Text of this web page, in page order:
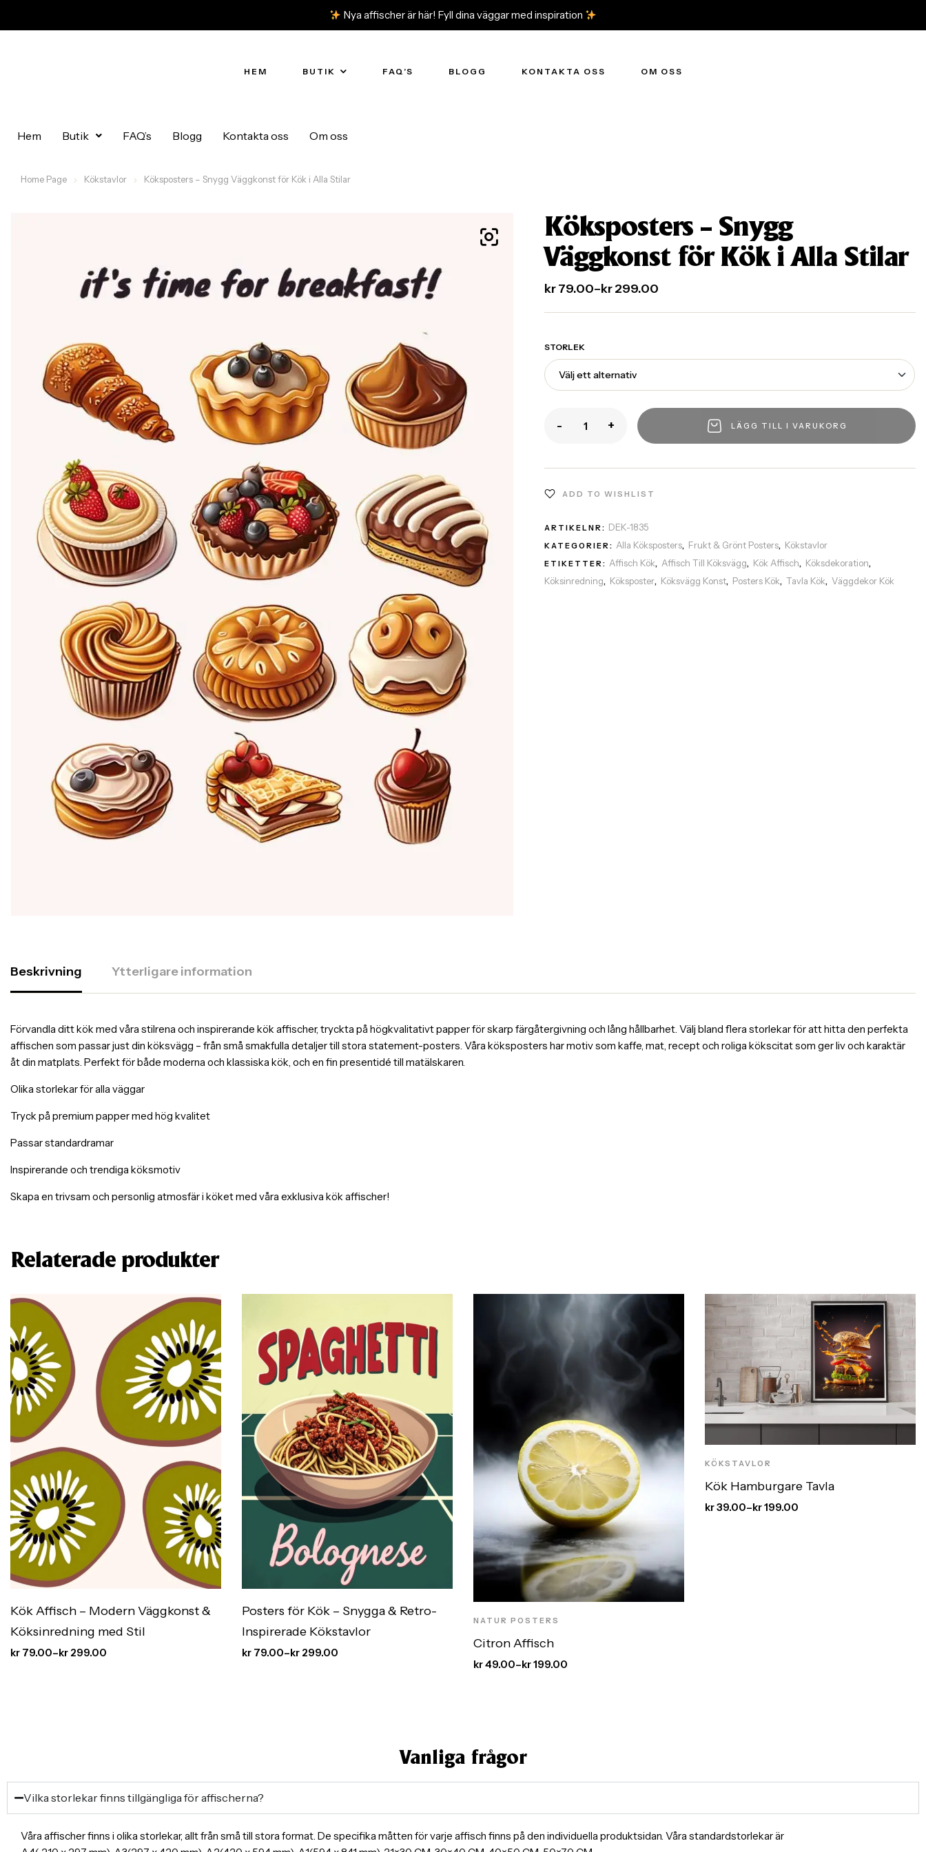
Nya affischer är här! Fyll dina väggar med inspiration
HEM BUTIK FAQ’S BLOGG KONTAKTA OSS OM OSS
Hem Butik FAQ’s Blogg Kontakta oss Om oss
Home Page Kökstavlor Köksposters – Snygg Väggkonst för Kök i Alla Stilar
Köksposters – Snygg
Väggkonst för Kök i Alla Stilar
kr79.00–kr299.00
STORLEK
- + LÄGG TILL I VARUKORG
ADD TO WISHLIST
ARTIKELNR: DEK-1835
KATEGORIER:Alla Köksposters, Frukt & Grönt Posters, Kökstavlor
ETIKETTER:Affisch Kök,Affisch Till Köksvägg, Kök Affisch, Köksdekoration,
Köksinredning, Köksposter, Köksvägg Konst, Posters Kök, Tavla Kök, Väggdekor Kök
Beskrivning Ytterligare information
Förvandla ditt kök med våra stilrena och inspirerande kök affischer, tryckta på högkvalitativt papper för skarp färgåtergivning och lång hållbarhet. Välj bland flera storlekar för att hitta den perfekta
affischen som passar just din köksvägg – från små smakfulla detaljer till stora statement-posters. Våra köksposters har motiv som kaffe, mat, recept och roliga kökscitat som ger liv och karaktär
åt din matplats. Perfekt för både moderna och klassiska kök, och en fin presentidé till matälskaren.
Olika storlekar för alla väggar
Tryck på premium papper med hög kvalitet
Passar standardramar
Inspirerande och trendiga köksmotiv
Skapa en trivsam och personlig atmosfär i köket med våra exklusiva kök affischer!
Relaterade produkter
Kök Affisch – Modern Väggkonst &
Köksinredning med Stil
kr 79.00–kr 299.00
Posters för Kök – Snygga & Retro-
Inspirerade Kökstavlor
kr 79.00–kr 299.00
NATUR POSTERS
Citron Affisch
kr49.00–kr199.00
KÖKSTAVLOR
Kök Hamburgare Tavla
kr39.00–kr199.00
Vanliga frågor
Vilka storlekar finns tillgängliga för affischerna?
Våra affischer finns i olika storlekar, allt från små till stora format. De specifika måtten för varje affisch finns på den individuella produktsidan. Våra standardstorlekar är